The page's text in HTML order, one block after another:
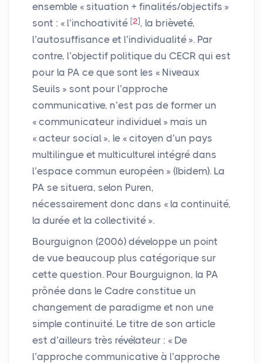
ensemble « situation + finalités/objectifs »
sont : « l’inchoativité [2] , la brièveté,
l’autosuffisance et l’individualité ». Par
contre, l’objectif politique du CECR qui est
pour la PA ce que sont les « Niveaux
Seuils » sont pour l’approche
communicative, n’est pas de former un
« communicateur individuel » mais un
« acteur social », le « citoyen d’un pays
multilingue et multiculturel intégré dans
l’espace commun européen » (Ibidem). La
PA se situera, selon Puren,
nécessairement donc dans « la continuité,
la durée et la collectivité ».
Bourguignon (2006) développe un point
de vue beaucoup plus catégorique sur
cette question. Pour Bourguignon, la PA
prônée dans le Cadre constitue un
changement de paradigme et non une
simple continuité. Le titre de son article
est d’ailleurs très révélateur : « De
l’approche communicative à l’approche